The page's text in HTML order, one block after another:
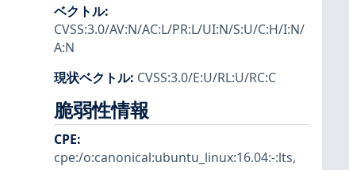
ベクトル:
CVSS:3.0/AV:N/AC:L/PR:L/UI:N/S:U/C:H/I:N/
A:N
現状ベクトル: CVSS:3.0/E:U/RL:U/RC:C
脆弱性情報
CPE:
cpe:/o:canonical:ubuntu_linux:16.04:-:lts,